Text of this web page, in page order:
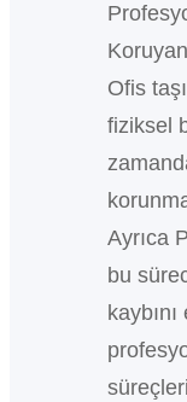
Ofis
fiziksel
Ayrıca
bu